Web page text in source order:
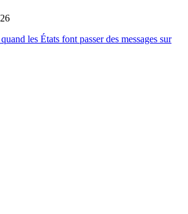
les États font passer des messages sur